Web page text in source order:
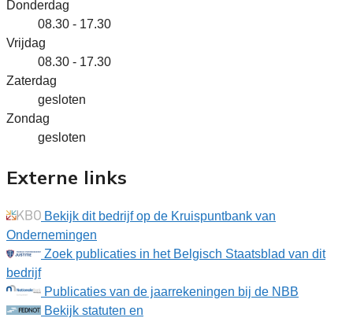
Donderdag
08.30 - 17.30
Vrijdag
08.30 - 17.30
Zaterdag
gesloten
Zondag
gesloten
Externe links
Bekijk dit bedrijf op de Kruispuntbank van
Ondernemingen
Zoek publicaties in het Belgisch Staatsblad van dit
bedrijf
Publicaties van de jaarrekeningen bij de NBB
Bekijk statuten en